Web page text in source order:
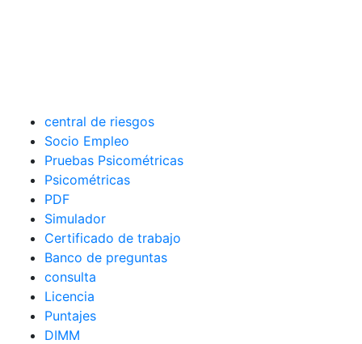
central de riesgos
Socio Empleo
Pruebas Psicométricas
Psicométricas
PDF
Simulador
Certificado de trabajo
Banco de preguntas
consulta
Licencia
Puntajes
DIMM